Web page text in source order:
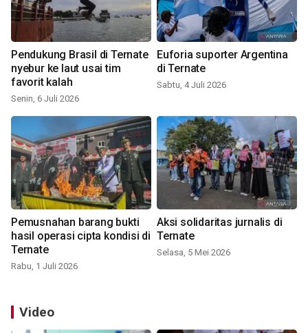
Pendukung Brasil di Ternate
nyebur ke laut usai tim
favorit kalah
Senin, 6 Juli 2026
Euforia suporter Argentina
di Ternate
Sabtu, 4 Juli 2026
Pemusnahan barang bukti
hasil operasi cipta kondisi di
Ternate
Rabu, 1 Juli 2026
Aksi solidaritas jurnalis di
Ternate
Selasa, 5 Mei 2026
Video